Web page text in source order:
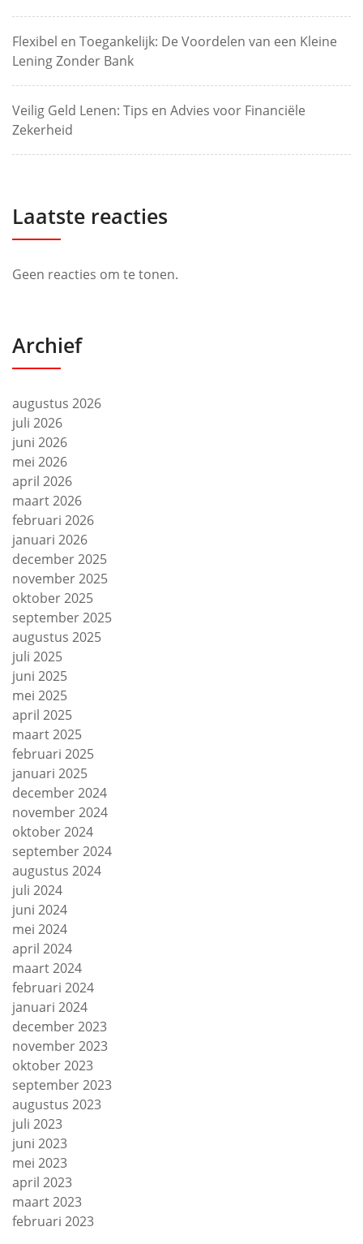
Flexibel en Toegankelijk: De Voordelen van een Kleine
Lening Zonder Bank
Veilig Geld Lenen: Tips en Advies voor Financiële
Zekerheid
Laatste reacties
Geen reacties om te tonen.
Archief
augustus 2026
juli 2026
juni 2026
mei 2026
april 2026
maart 2026
februari 2026
januari 2026
december 2025
november 2025
oktober 2025
september 2025
augustus 2025
juli 2025
juni 2025
mei 2025
april 2025
maart 2025
februari 2025
januari 2025
december 2024
november 2024
oktober 2024
september 2024
augustus 2024
juli 2024
juni 2024
mei 2024
april 2024
maart 2024
februari 2024
januari 2024
december 2023
november 2023
oktober 2023
september 2023
augustus 2023
juli 2023
juni 2023
mei 2023
april 2023
maart 2023
februari 2023